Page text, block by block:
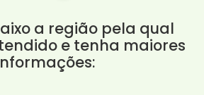
a região pela qual
e tenha maiores